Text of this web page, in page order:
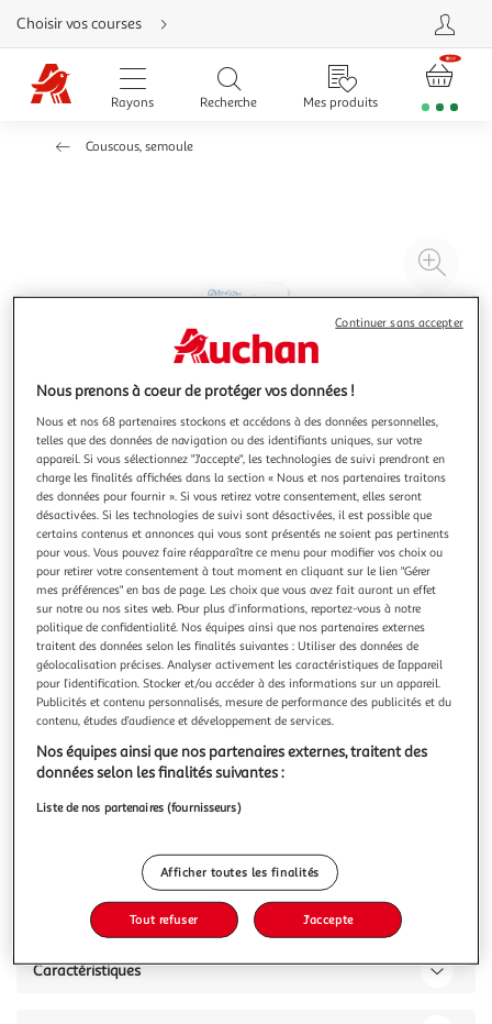
Aller
directement
au
contenu
Aller
directement
Aller
Choisir vos courses
Rayons Recherche Mes produits
Couscous, semoule
à
SAMIA
Semoule de blé dur grosse de qualité supérieure
La semoule Samia est de qualité supérieure et issue d'une
sélection stricte de blés durs.
En savoir +
1kg
Vous voulez connaître le prix de ce produit ?
Afficher le prix
Description
Caractéristiques
Nous prenons à coeur de protéger vos données !
Nous et nos 68 partenaires stockons et accédons à des données personnelles,
telles que des données de navigation ou des identifiants uniques, sur votre
appareil. Si vous sélectionnez "J'accepte", les technologies de suivi prendront en
charge les finalités affichées dans la section « Nous et nos partenaires traitons
des données pour fournir ». Si vous retirez votre consentement, elles seront
désactivées. Si les technologies de suivi sont désactivées, il est possible que
certains contenus et annonces qui vous sont présentés ne soient pas pertinents
pour vous. Vous pouvez faire réapparaître ce menu pour modifier vos choix ou
pour retirer votre consentement à tout moment en cliquant sur le lien "Gérer
mes préférences" en bas de page. Les choix que vous avez fait auront un effet
sur notre ou nos sites web. Pour plus d’informations, reportez-vous à notre
politique de confidentialité. Nos équipes ainsi que nos partenaires externes
traitent des données selon les finalités suivantes : Utiliser des données de
géolocalisation précises. Analyser activement les caractéristiques de l’appareil
pour l’identification. Stocker et/ou accéder à des informations sur un appareil.
Publicités et contenu personnalisés, mesure de performance des publicités et du
contenu, études d’audience et développement de services.
Nos équipes ainsi que nos partenaires externes, traitent des
données selon les finalités suivantes :
Liste de nos partenaires (fournisseurs)
Afficher toutes les finalités
Tout refuser J'accepte
Continuer sans accepter